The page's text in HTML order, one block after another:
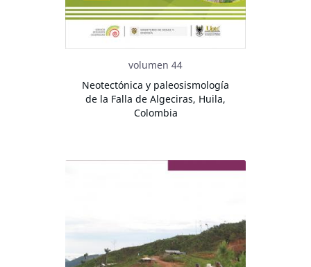
volumen 44
Neotectónica y paleosismología
de la Falla de Algeciras, Huila,
Colombia